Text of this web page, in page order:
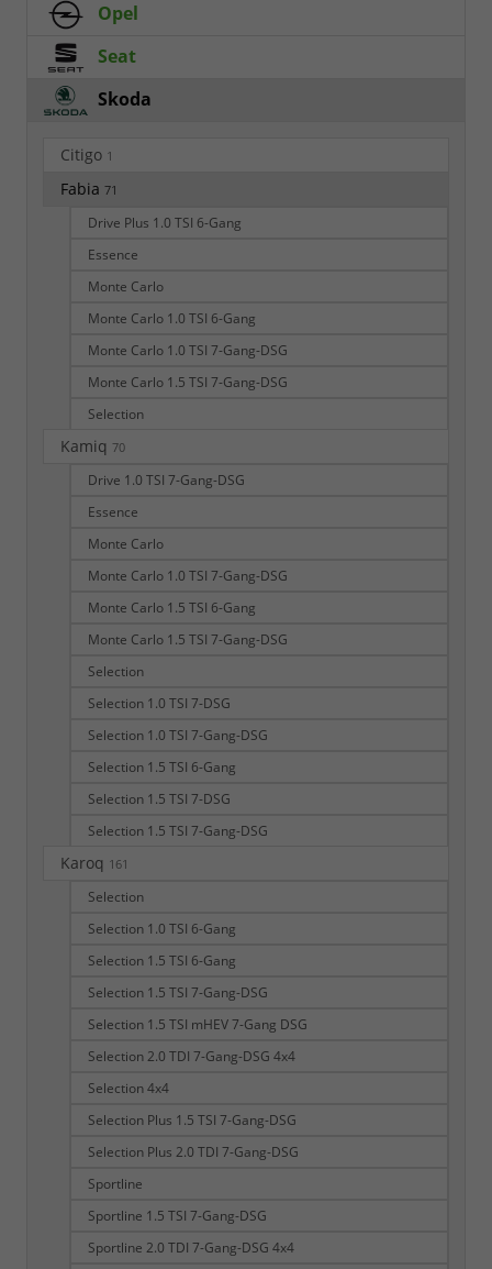
Opel
Seat
Skoda
Citigo 1
Fabia 71
Drive Plus 1.0 TSI 6-Gang
Essence
Monte Carlo
Monte Carlo 1.0 TSI 6-Gang
Monte Carlo 1.0 TSI 7-Gang-DSG
Monte Carlo 1.5 TSI 7-Gang-DSG
Selection
Kamiq 70
Drive 1.0 TSI 7-Gang-DSG
Essence
Monte Carlo
Monte Carlo 1.0 TSI 7-Gang-DSG
Monte Carlo 1.5 TSI 6-Gang
Monte Carlo 1.5 TSI 7-Gang-DSG
Selection
Selection 1.0 TSI 7-DSG
Selection 1.0 TSI 7-Gang-DSG
Selection 1.5 TSI 6-Gang
Selection 1.5 TSI 7-DSG
Selection 1.5 TSI 7-Gang-DSG
Karoq 161
Selection
Selection 1.0 TSI 6-Gang
Selection 1.5 TSI 6-Gang
Selection 1.5 TSI 7-Gang-DSG
Selection 1.5 TSI mHEV 7-Gang DSG
Selection 2.0 TDI 7-Gang-DSG 4x4
Selection 4x4
Selection Plus 1.5 TSI 7-Gang-DSG
Selection Plus 2.0 TDI 7-Gang-DSG
Sportline
Sportline 1.5 TSI 7-Gang-DSG
Sportline 2.0 TDI 7-Gang-DSG 4x4